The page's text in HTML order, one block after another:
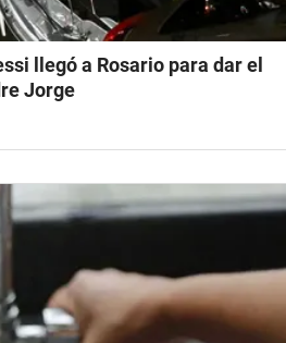
llegó a Rosario para dar el
Jorge